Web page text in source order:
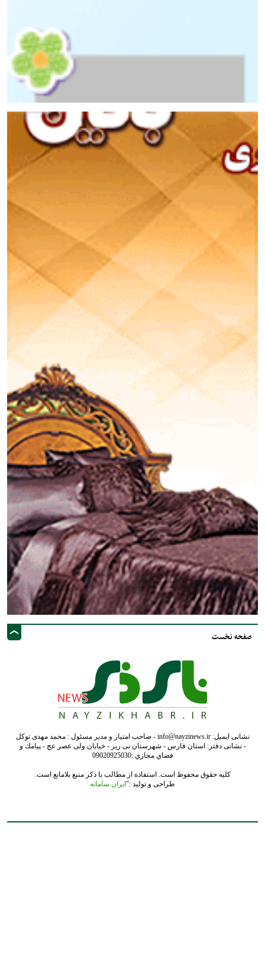
صفحه نخست
نشانی ایمیل: info@nayzinews.ir - صاحب امتیاز و مدیر مسئول : محمد مهدی توکل
- نشانی دفتر: استان فارس - شهرستان نی ریز - خیابان ولی عصر عج - پيامك و
فضاي مجازي :09020925030
کلیه حقوق محفوظ است. استفاده از مطالب با ذکر منبع بلامانع است.
طراحی و تولید :"ایران سامانه